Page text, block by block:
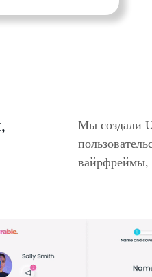
Мы создали
вайрфреймы,